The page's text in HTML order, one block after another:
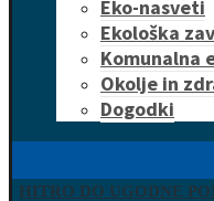
Eko-nasveti
Ekološka
Komunalna
Okolje in
Dogodki
HITRO DO UGODNE